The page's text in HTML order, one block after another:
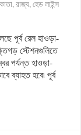
,রাজ্য,হেড লাইন্স
পূর্ব রেল হাওড়া-
স্টেশনগুলিতে
পর্যন্ত হাওড়া-
ব্যাহত হবে৷ পূর্ব